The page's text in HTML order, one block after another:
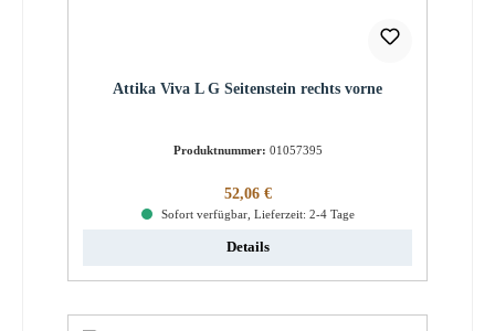
Attika Viva L G Seitenstein rechts vorne
Produktnummer: 01057395
Regulärer Preis:
52,06 €
Sofort verfügbar, Lieferzeit: 2-4 Tage
Details